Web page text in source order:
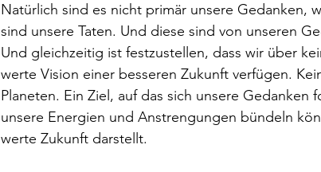
Natürlich sind es nicht primär unsere Gedanken,
sind unsere Taten. Und diese sind von unseren
Und gleichzeitig ist festzustellen, dass wir über
werte Vision einer besseren Zukunft verfügen.
Planeten. Ein Ziel, auf das sich unsere
unsere Energien und Anstrengungen bündeln
werte Zukunft darstellt.